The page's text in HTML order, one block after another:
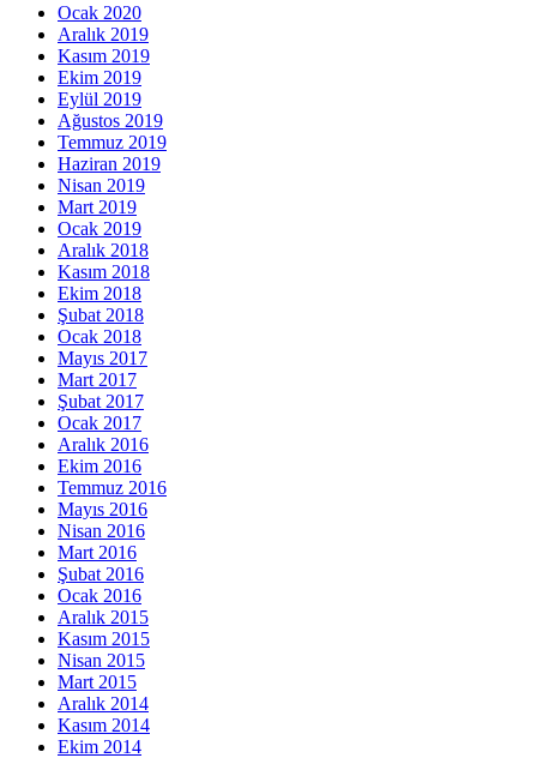
Ocak 2020
Aralık 2019
Kasım 2019
Ekim 2019
Eylül 2019
Ağustos 2019
Temmuz 2019
Haziran 2019
Nisan 2019
Mart 2019
Ocak 2019
Aralık 2018
Kasım 2018
Ekim 2018
Şubat 2018
Ocak 2018
Mayıs 2017
Mart 2017
Şubat 2017
Ocak 2017
Aralık 2016
Ekim 2016
Temmuz 2016
Mayıs 2016
Nisan 2016
Mart 2016
Şubat 2016
Ocak 2016
Aralık 2015
Kasım 2015
Nisan 2015
Mart 2015
Aralık 2014
Kasım 2014
Ekim 2014